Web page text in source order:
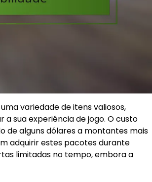
variedade de itens valiosos,
sua experiência de jogo. O custo
de alguns dólares a montantes mais
adquirir estes pacotes durante
limitadas no tempo, embora a